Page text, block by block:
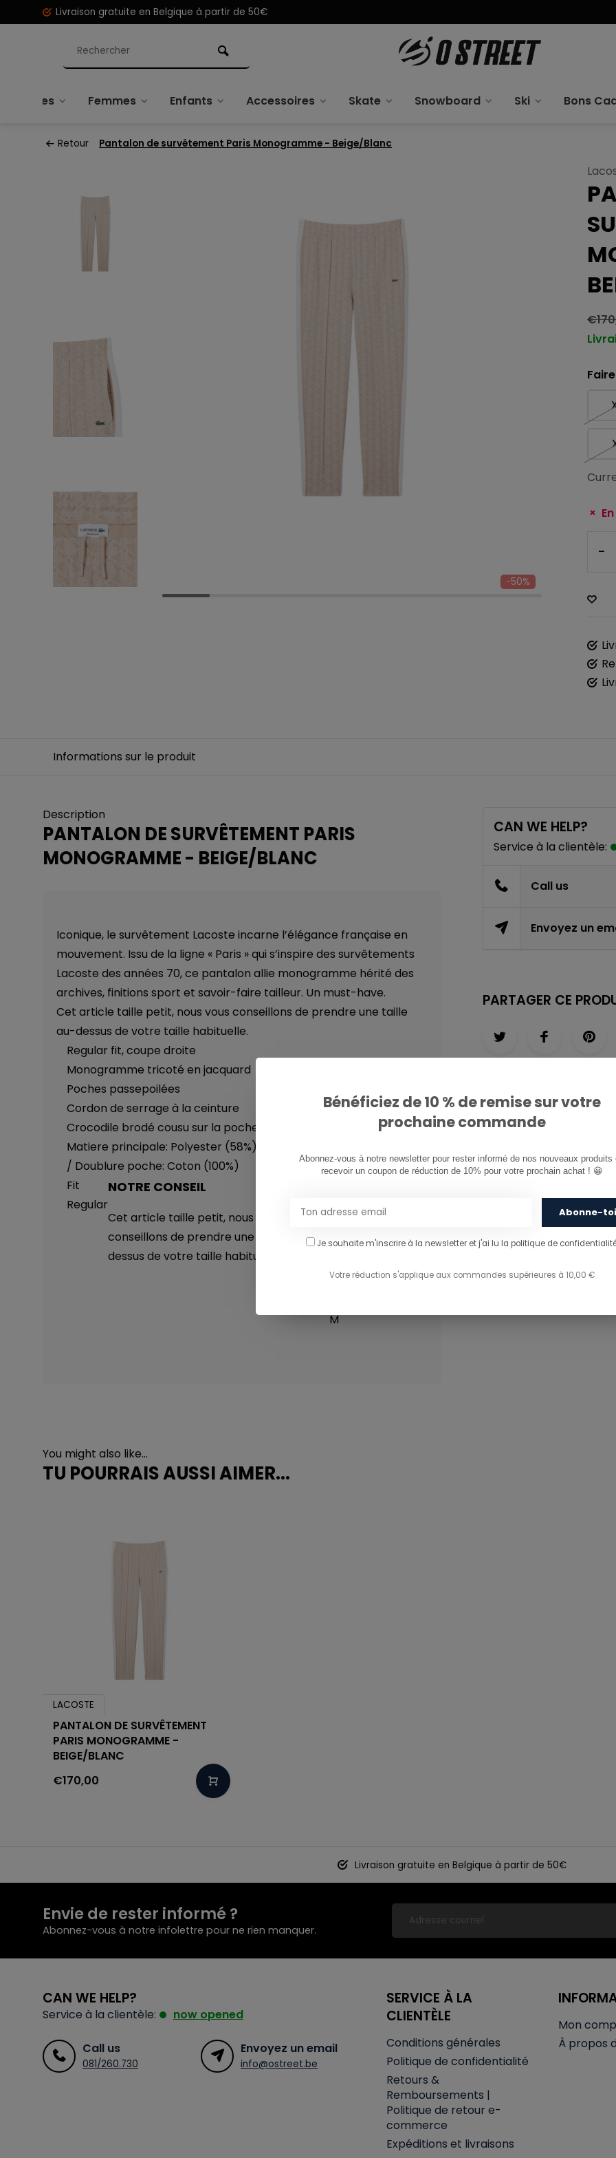
Livraison gratuite en Belgique à partir de 50€
Hommes Femmes Enfants Accessoires Skate Snowboard Ski Bons
Retour Pantalon de survêtement Paris Monogramme - Beige/Blanc
-50%
-
Informations sur le produit
Description
PANTALON DE SURVÊTEMENT PARIS
MONOGRAMME - BEIGE/BLANC
Iconique, le survêtement Lacoste incarne l’élégance française en
mouvement. Issu de la ligne « Paris » qui s’inspire des survêtements
Lacoste des années 70, ce pantalon allie monogramme hérité des
archives, finitions sport et savoir-faire tailleur. Un must-have.
Cet article taille petit, nous vous conseillons de prendre une taille
au-dessus de votre taille habituelle.
Regular fit, coupe droite
Monogramme tricoté en jacquard
Poches passepoilées
Cordon de serrage à la ceinture
Crocodile brodé cousu sur la poche
Matiere principale: Polyester (58%), Coton (38%), Polyamide (4%)
/ Doublure poche: Coton (100%)
Fit
Regular
NOTRE CONSEIL
Cet article taille petit, nous vous
conseillons de prendre une taille au-
dessus de votre taille habituelle.
PAR LE
mesure 1m79 et
M
CAN WE HELP?
Service à la clientèle:
Call us
Envoyez un
PARTAGER CE
You might also like...
TU POURRAIS AUSSI AIMER...
LACOSTE
PANTALON DE SURVÊTEMENT
PARIS MONOGRAMME -
BEIGE/BLANC
€170,00
Livraison gratuite en Belgique à partir de 50€
Envie de rester informé ?
Abonnez-vous à notre infolettre pour ne rien manquer.
CAN WE HELP?
Service à la clientèle: now opened
Call us
081/260.730
Envoyez un email
info@ostreet.be
SERVICE À LA
CLIENTÈLE
Conditions générales
Politique de confidentialité
Retours &
Remboursements |
Politique de retour e-
commerce
Expéditions et livraisons
Mon
À propos
Bénéficiez de 10 % de remise sur votre
prochaine commande
Abonnez-vous à notre newsletter pour rester informé de nos nouveaux produits
recevoir un coupon de réduction de 10% pour votre prochain achat ! 😀
Abonne-toi
Je souhaite m'inscrire à la newsletter et j'ai lu la politique de
Votre réduction s'applique aux commandes supérieures à 10,00 €